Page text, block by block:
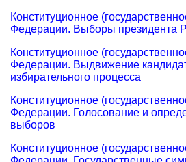
Конституционное
Федерации. Выборы президента
Конституционное
Федерации. Выдвижение
избирательного процесса
Конституционное
Федерации. Голосование и
выборов
Конституционное